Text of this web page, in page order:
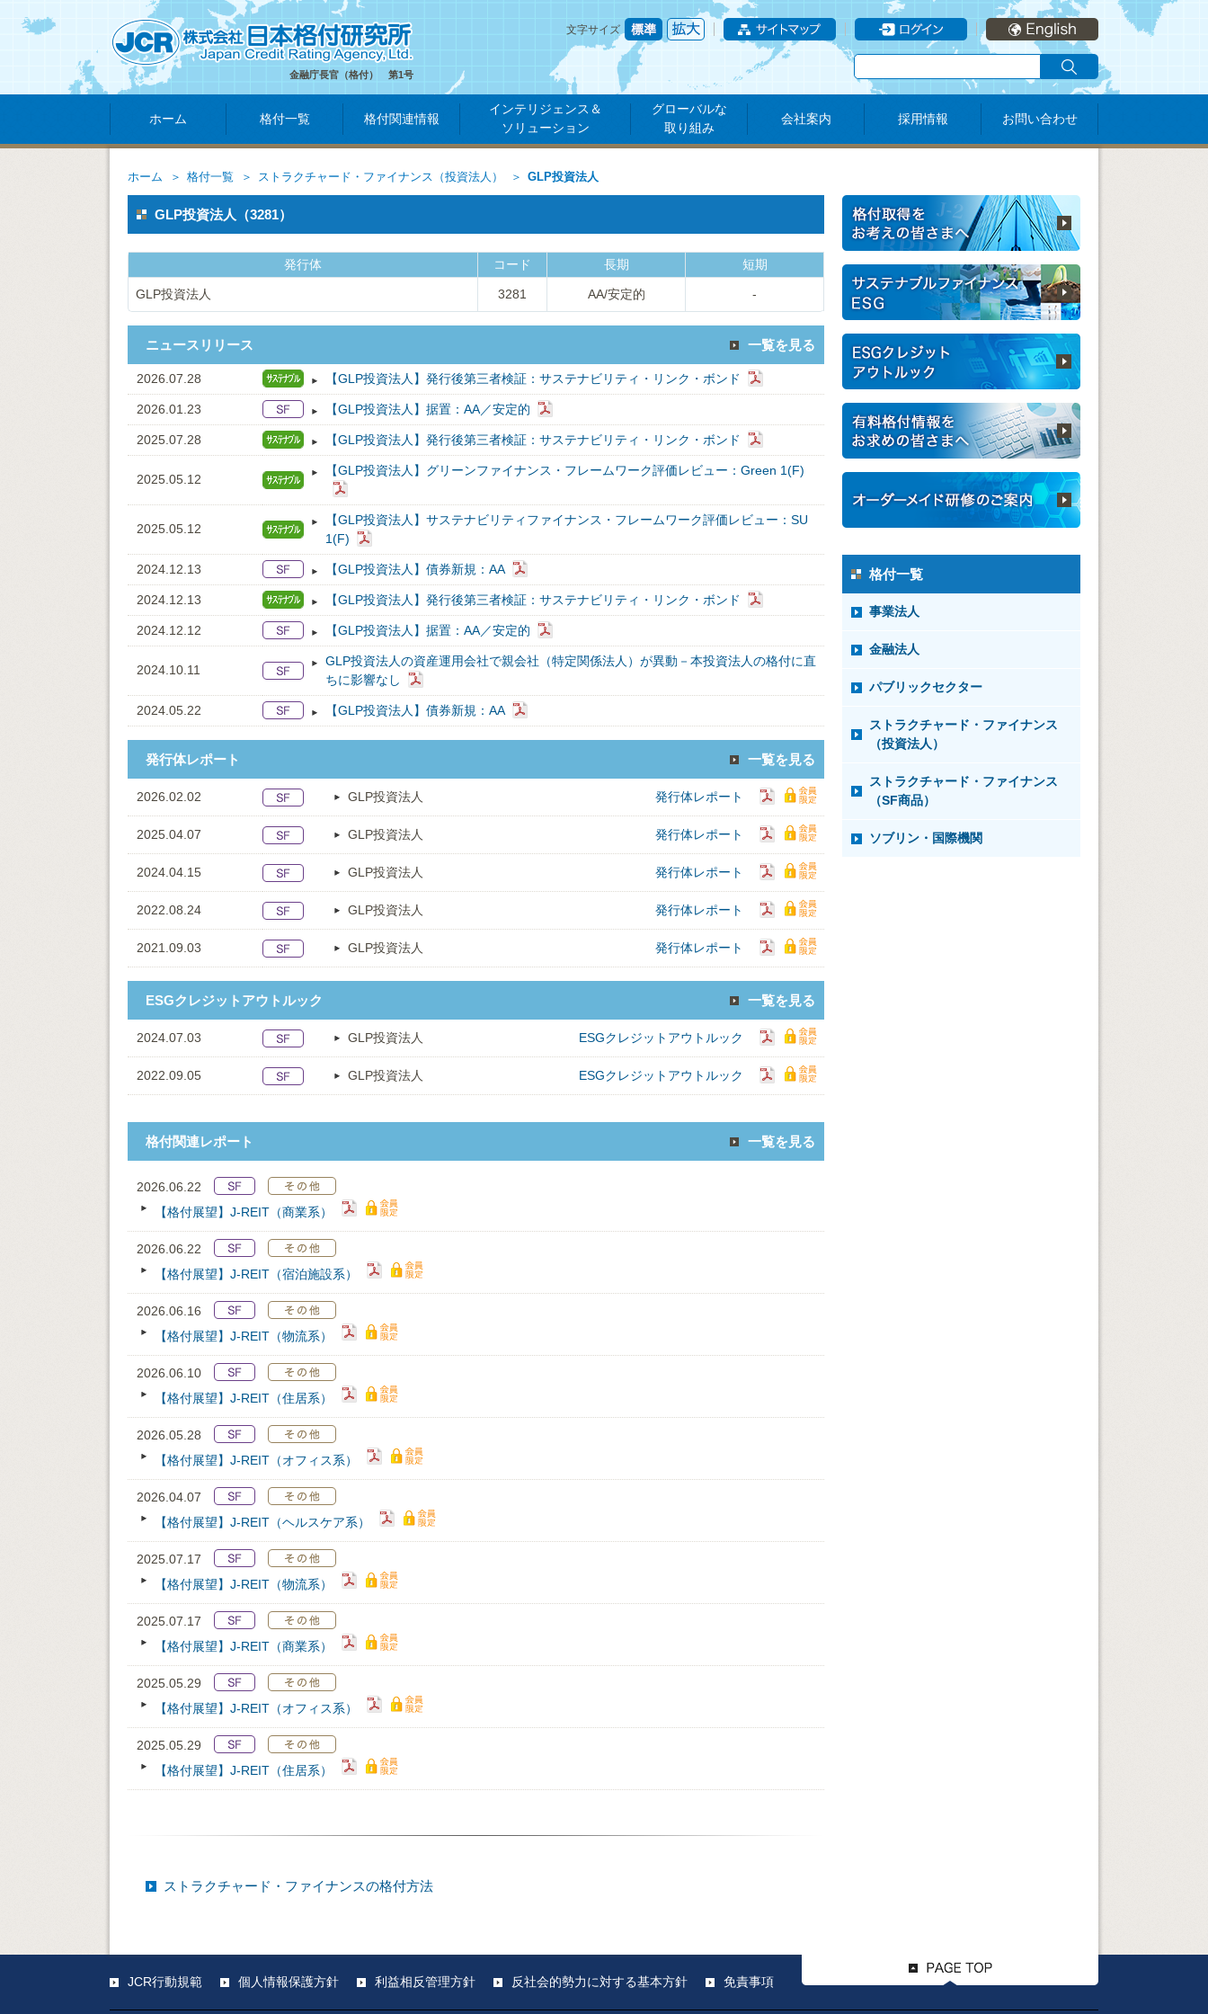
金融庁長官（格付） 第1号
文字サイズ
ホーム 格付一覧 格付関連情報
インテリジェンス＆
ソリューション
グローバルな
取り組み
会社案内 採用情報 お問い合わせ
ホーム 格付一覧 ストラクチャード・ファイナンス（投資法人） GLP投資法人
GLP投資法人（3281）
発行体 コード 長期 短期
GLP投資法人 3281 AA/安定的 -
ニュースリリース 一覧を見る
2026.07.28 【GLP投資法人】発行後第三者検証：サステナビリティ・リンク・ボンド
2026.01.23 【GLP投資法人】据置：AA／安定的
2025.07.28 【GLP投資法人】発行後第三者検証：サステナビリティ・リンク・ボンド
2025.05.12
【GLP投資法人】グリーンファイナンス・フレームワーク評価レビュー：Green 1(F)
2025.05.12
【GLP投資法人】サステナビリティファイナンス・フレームワーク評価レビュー：SU
1(F)
2024.12.13 【GLP投資法人】債券新規：AA
2024.12.13 【GLP投資法人】発行後第三者検証：サステナビリティ・リンク・ボンド
2024.12.12 【GLP投資法人】据置：AA／安定的
2024.10.11
GLP投資法人の資産運用会社で親会社（特定関係法人）が異動－本投資法人の格付に直
ちに影響なし
2024.05.22 【GLP投資法人】債券新規：AA
発行体レポート 一覧を見る
2026.02.02 GLP投資法人 発行体レポート
2025.04.07 GLP投資法人 発行体レポート
2024.04.15 GLP投資法人 発行体レポート
2022.08.24 GLP投資法人 発行体レポート
2021.09.03 GLP投資法人 発行体レポート
ESGクレジットアウトルック 一覧を見る
2024.07.03 GLP投資法人 ESGクレジットアウトルック
2022.09.05 GLP投資法人 ESGクレジットアウトルック
格付関連レポート 一覧を見る
2026.06.22
【格付展望】J-REIT（商業系）
2026.06.22
【格付展望】J-REIT（宿泊施設系）
2026.06.16
【格付展望】J-REIT（物流系）
2026.06.10
【格付展望】J-REIT（住居系）
2026.05.28
【格付展望】J-REIT（オフィス系）
2026.04.07
【格付展望】J-REIT（ヘルスケア系）
2025.07.17
【格付展望】J-REIT（物流系）
2025.07.17
【格付展望】J-REIT（商業系）
2025.05.29
【格付展望】J-REIT（オフィス系）
2025.05.29
【格付展望】J-REIT（住居系）
ストラクチャード・ファイナンスの格付方法
格付一覧
事業法人
金融法人
パブリックセクター
ストラクチャード・ファイナンス
（投資法人）
ストラクチャード・ファイナンス
（SF商品）
ソブリン・国際機関
JCR行動規範 個人情報保護方針 利益相反管理方針 反社会的勢力に対する基本方針 免責事項